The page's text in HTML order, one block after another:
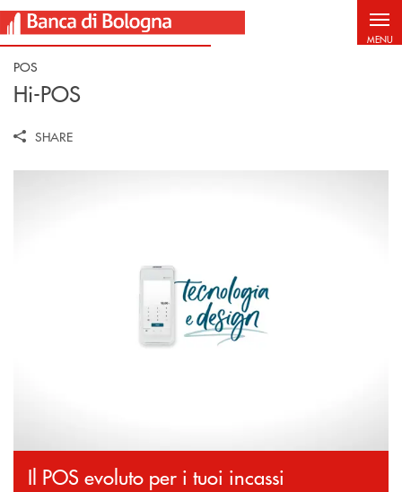
Salta al contenuto principale
MENU
POS
Hi-POS
SHARE
Il POS evoluto per i tuoi incassi